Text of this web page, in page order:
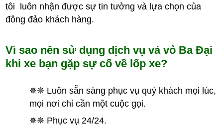
tôi luôn nhận được sự tin tưởng và lựa chọn của
đông đảo khách hàng.
Vì sao nên sử dụng dịch vụ vá vỏ Ba Đại
khi xe bạn gặp sự cố về lốp xe?
✵✵ Luôn sẵn sàng phục vụ quý khách mọi lúc,
mọi nơi chỉ cần một cuộc gọi.
✵✵ Phục vụ 24/24.